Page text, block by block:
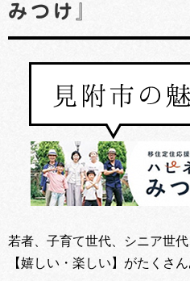
みつけ』
若者、子育て世代、シニア世
【嬉しい・楽しい】がたくさ